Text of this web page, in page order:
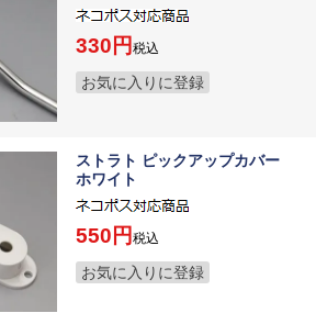
330 税込
お気に入りに登録
ストラト ピックアップカバー
ホワイト
550 税込
お気に入りに登録